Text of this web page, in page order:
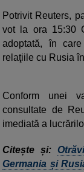
Potrivit Reuters,
vot la ora 15:30
adoptată, în
relaţiile cu Rusia
Conform unei
consultate de
imediată a
Citește și:
Germania și